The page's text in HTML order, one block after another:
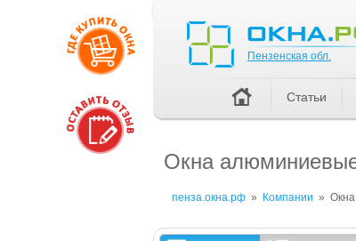
Окна
пенза.окна.рф » Компании »
Пензенская обл.
Статьи